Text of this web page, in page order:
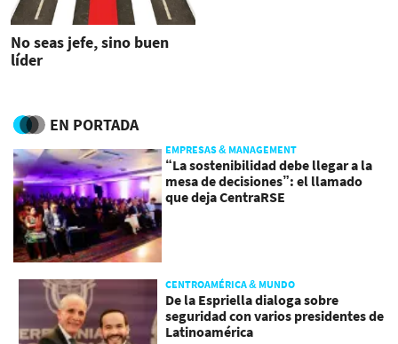
No seas jefe, sino buen
líder
EN PORTADA
EMPRESAS & MANAGEMENT
“La sostenibilidad debe llegar a la
mesa de decisiones”: el llamado
que deja CentraRSE
CENTROAMÉRICA & MUNDO
De la Espriella dialoga sobre
seguridad con varios presidentes de
Latinoamérica